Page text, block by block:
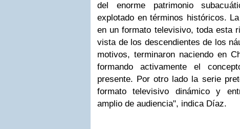
del enorme patrimonio
explotado en términos históricos.
en un formato televisivo, toda esta
vista de los descendientes de los
motivos, terminaron naciendo en
formando activamente el
presente. Por otro lado la serie
formato televisivo dinámico y
amplio de audiencia", indica Díaz.